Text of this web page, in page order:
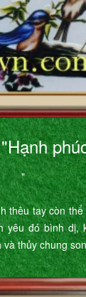
"
thêu tay còn
yêu đó bình dị,
thủy chung